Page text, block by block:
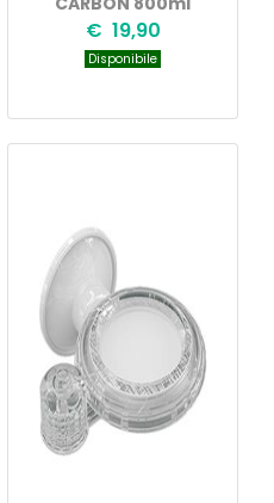
€ 19,90
Disponibile